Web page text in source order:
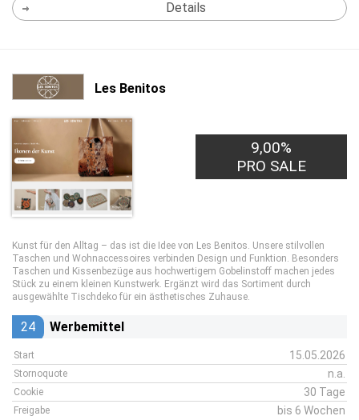
Details
Les Benitos
9,00%
PRO SALE
Kunst für den Alltag – das ist die Idee von Les Benitos. Unsere stilvollen
Taschen und Wohnaccessoires verbinden Design und Funktion. Besonders
Taschen und Kissenbezüge aus hochwertigem Gobelinstoff machen jedes
Stück zu einem kleinen Kunstwerk. Ergänzt wird das Sortiment durch
ausgewählte Tischdeko für ein ästhetisches Zuhause.
24 Werbemittel
Start 15.05.2026
Stornoquote n.a.
Cookie 30 Tage
Freigabe bis 6 Wochen